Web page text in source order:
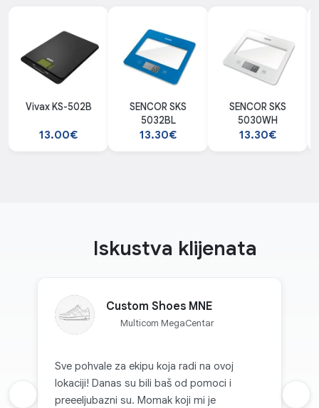
Vivax KS-502B
13.00€
SENCOR SKS
5032BL
13.30€
SENCOR SKS
5030WH
13.30€
Iskustva klijenata
Custom Shoes MNE
Multicom MegaCentar
Sve pohvale za ekipu koja radi na ovoj
lokaciji! Danas su bili baš od pomoci i
preeeljubazni su. Momak koji mi je
Prethodna recenzija